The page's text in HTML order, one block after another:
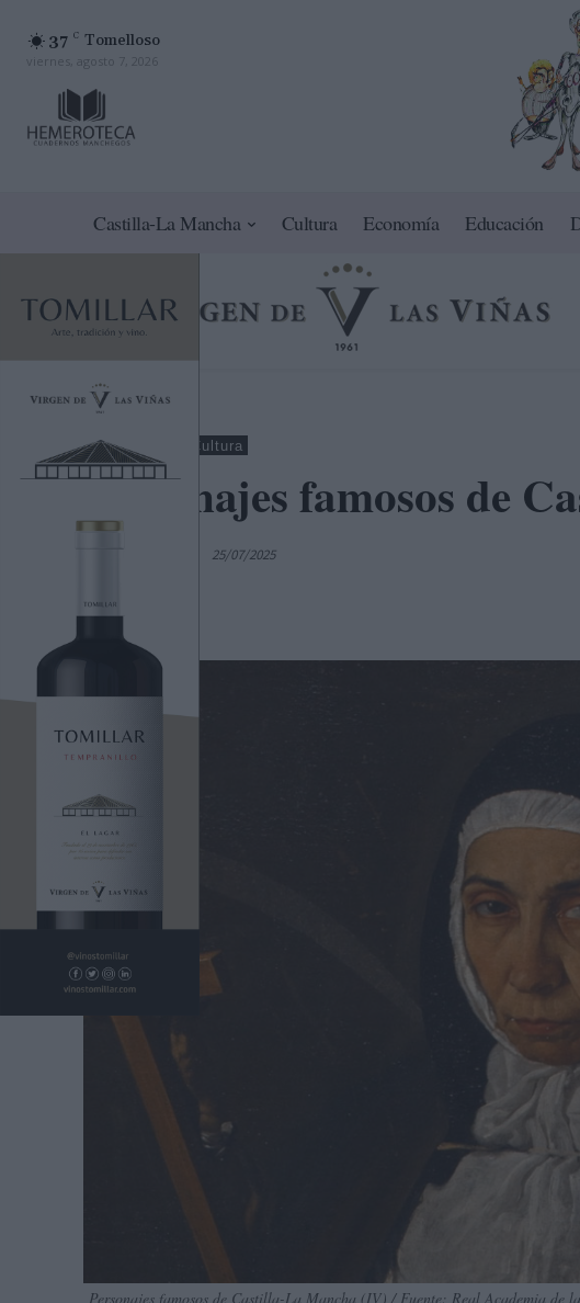
37 C Tomelloso
viernes, agosto 7, 2026
Castilla-La Mancha Cultura Economía Educación
Ciudad Real Cultura
Personajes famosos de
25/07/2025
Personajes famosos de Castilla-La Mancha (IV) / Fuente: Real Academia de